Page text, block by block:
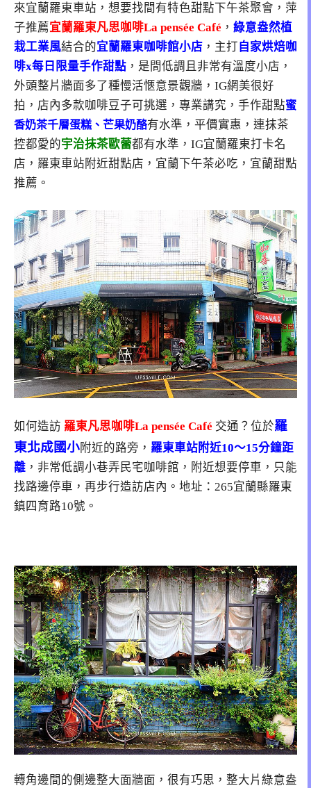
來宜蘭羅東車站，想要找間有特色甜點下午茶聚會，萍
子推薦宜蘭羅東凡思咖啡La pensée Café ， 綠意盎然植
栽工業風結合的宜蘭羅東咖啡館小店 ，主打 自家烘焙咖
啡x每日限量手作甜點 ，是間低調且非常有溫度小店，
外頭整片牆面多了種慢活愜意景觀牆，IG網美很好
拍，店內多款咖啡豆子可挑選，專業講究，手作甜點蜜
香奶茶千層蛋糕、芒果奶酪有水準，平價實惠，連抹茶
控都愛的宇治抹茶歐蕾都有水準，IG宜蘭羅東打卡名
店，羅東車站附近甜點店，宜蘭下午茶必吃，宜蘭甜點
推薦。
如何造訪 羅東凡思咖啡La pensée Café 交通？位於羅
東北成國小附近的路旁， 羅東車站附近10～15分鐘距
離 ，非常低調小巷弄民宅咖啡館，附近想要停車，只能
找路邊停車，再步行造訪店內。地址：265宜蘭縣羅東
鎮四育路10號。
轉角邊間的側邊整大面牆面，很有巧思，整大片綠意盎